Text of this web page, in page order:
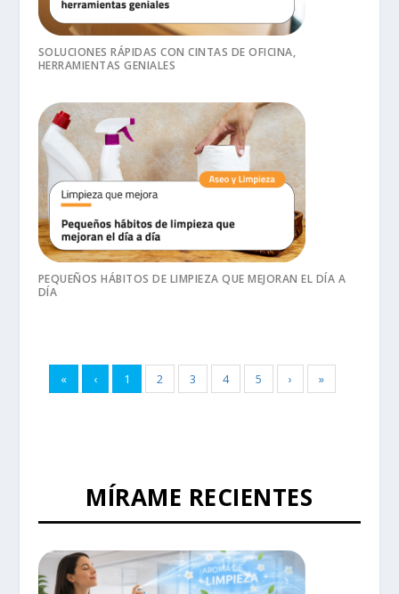
SOLUCIONES RÁPIDAS CON CINTAS DE OFICINA,
HERRAMIENTAS GENIALES
PEQUEÑOS HÁBITOS DE LIMPIEZA QUE MEJORAN EL DÍA A
DÍA
« ‹ 1 2 3 4 5 › »
MÍRAME RECIENTES